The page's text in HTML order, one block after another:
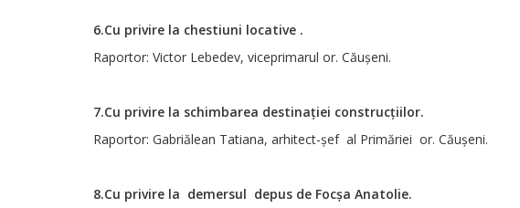
6.Cu privire la chestiuni locative .
Raportor: Victor Lebedev, viceprimarul or. Căușeni.
7.Cu privire la schimbarea destinației construcțiilor.
Raportor: Gabriălean Tatiana, arhitect-șef al Primăriei or. Căușeni.
8.Cu privire la demersul depus de Focșa Anatolie.